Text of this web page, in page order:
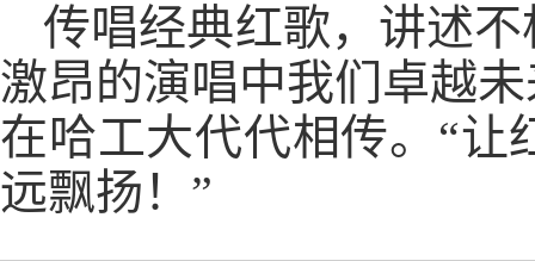
传唱经典红歌，讲述
激昂的演唱中我们卓越
在哈工大代代相传。“让
远飘扬！”